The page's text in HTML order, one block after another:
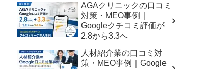
AGAクリニックの口コミ
対策・MEO事例｜
Googleクチコミ評価が
2.8から3.3へ
人材紹介業の口コミ対
策・MEO事例｜Google